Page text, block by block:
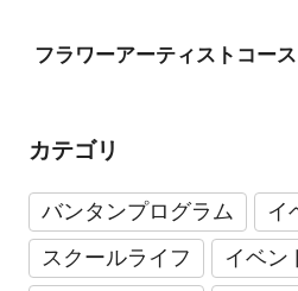
フラワーアーティストコース
カテゴリ
バンタンプログラム
イ
スクールライフ
イベン